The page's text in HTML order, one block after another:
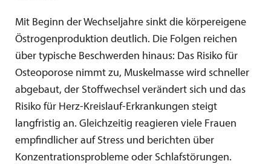
Mit Beginn der Wechseljahre sinkt die körpereigene
Östrogenproduktion deutlich. Die Folgen reichen
über typische Beschwerden hinaus: Das Risiko für
Osteoporose nimmt zu, Muskelmasse wird schneller
abgebaut, der Stoffwechsel verändert sich und das
Risiko für Herz-Kreislauf-Erkrankungen steigt
langfristig an. Gleichzeitig reagieren viele Frauen
empfindlicher auf Stress und berichten über
Konzentrationsprobleme oder Schlafstörungen.